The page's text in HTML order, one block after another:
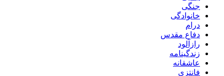
جنگی
خانوادگی
درام
دفاع مقدس
رازآلود
زندگینامه
عاشقانه
فانتزی